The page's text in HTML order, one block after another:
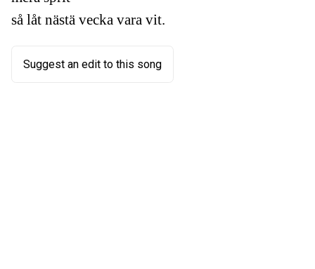
så låt nästä vecka vara vit.
Suggest an edit to this song